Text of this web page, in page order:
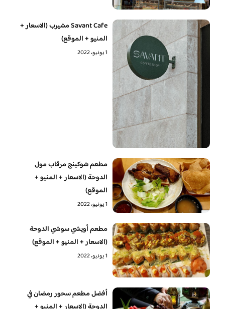
Savant Cafe مشيرب (الاسعار +
المنيو + الموقع)
1 يونيو، 2022
مطعم شوكينج مرقاب مول
الدوحة (الاسعار + المنيو +
الموقع)
1 يونيو، 2022
مطعم أويشي سوشي الدوحة
(الاسعار + المنيو + الموقع)
1 يونيو، 2022
أفضل مطعم سحور رمضان في